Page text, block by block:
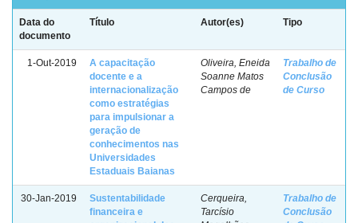
Data do
documento
Título Autor(es) Tipo
1-Out-2019
A capacitação
docente e a
internacionalização
como estratégias
para impulsionar a
geração de
conhecimentos nas
Universidades
Estaduais Baianas
Oliveira, Eneida
Soanne Matos
Campos de
Trabalho de
Conclusão
de Curso
30-Jan-2019
Sustentabilidade
financeira e
Cerqueira,
Tarcísio
Trabalho de
Conclusão